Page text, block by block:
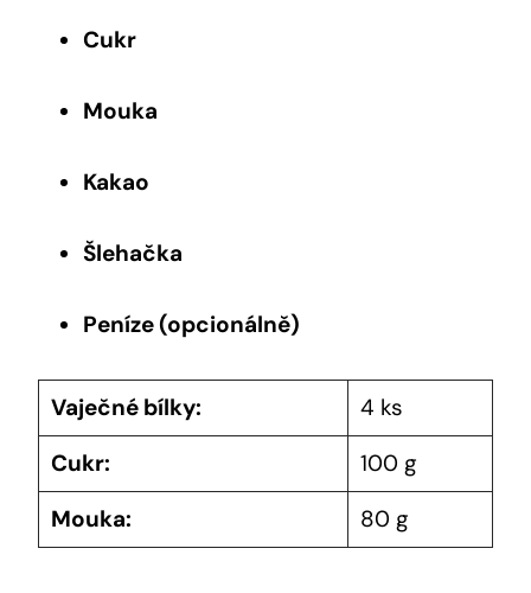
Cukr
Mouka
Kakao
Šlehačka
Peníze (opcionálně)
Vaječné bílky:
4 ks
Cukr:
100 g
Mouka:
80 g